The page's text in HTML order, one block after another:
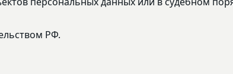
РФ.